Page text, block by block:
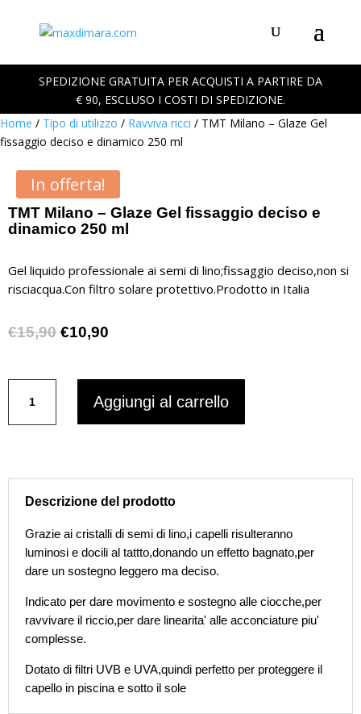
SPEDIZIONE GRATUITA PER ACQUISTI A PARTIRE DA
€ 90, ESCLUSO I COSTI DI SPEDIZIONE.
Home / Tipo di utilizzo / Ravviva ricci / TMT Milano – Glaze Gel
fissaggio deciso e dinamico 250 ml
In offerta!
TMT Milano – Glaze Gel fissaggio deciso e
dinamico 250 ml
Gel liquido professionale ai semi di lino;fissaggio deciso,non si
risciacqua.Con filtro solare protettivo.Prodotto in Italia
€15,90 Il
€15,90.
€10,90
€10,90.
Milano
-
fissaggio
deciso
dinamico
250
Aggiungi al carrello
Descrizione del prodotto
Grazie ai cristalli di semi di lino,i capelli risulteranno
luminosi e docili al tattto,donando un effetto bagnato,per
dare un sostegno leggero ma deciso.
Indicato per dare movimento e sostegno alle ciocche,per
ravvivare il riccio,per dare linearita' alle acconciature piu'
complesse.
Dotato di filtri UVB e UVA,quindi perfetto per proteggere il
capello in piscina e sotto il sole